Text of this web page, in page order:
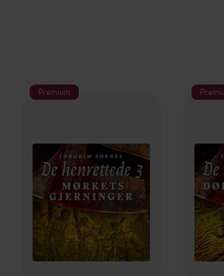
Premium